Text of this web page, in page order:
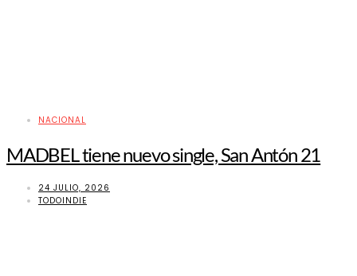
NACIONAL
MADBEL tiene nuevo single, San Antón 21
24 JULIO, 2026
TODOINDIE